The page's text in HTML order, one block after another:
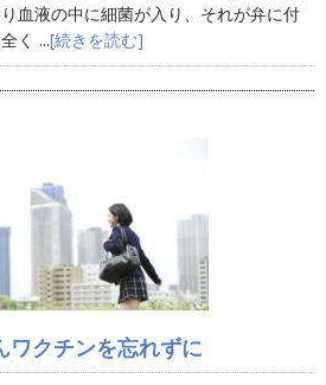
血液の中に細菌が入り、それが弁に付
く ...[続きを読む]
ワクチンを忘れずに